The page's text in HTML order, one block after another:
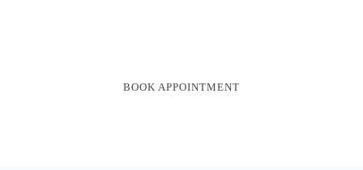
BOOK APPOINTMENT